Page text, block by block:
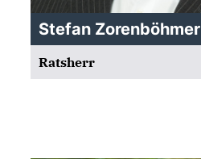
Stefan Zorenböhmer
Ratsherr